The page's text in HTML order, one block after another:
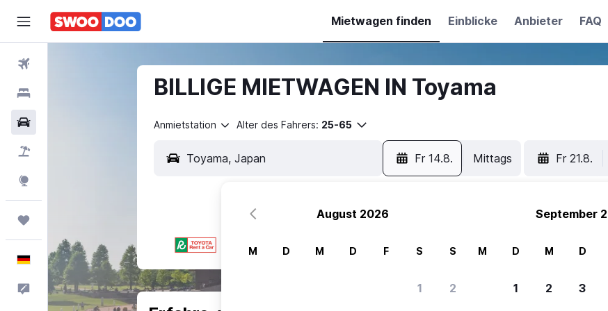
Mietwagen finden Einblicke Anbieter FAQ
Deutsch
Feedback
BILLIGE MIETWAGEN IN Toyama
Anmietstation Alter des Fahrers: 25-65
Fr 14.8. Mittags Fr 21.8.
August 2026
M D M D F S S
1 2
September
M D M D
1 2 3